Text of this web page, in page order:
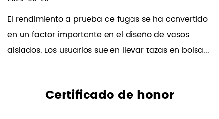
venden en todo el mundo. La empresa ha
obtenido el reconocimiento unánime de los
consumidores por la satisfactoria calidad de
Contamos con un equipo profesional de I+D.
Podemos aceptar OEM y ODM.
El rendimiento a prueba de fugas se ha convertido
en un factor importante en el diseño de vasos
aislados. Los usuarios suelen llevar tazas en bolsa...
Certificado de honor